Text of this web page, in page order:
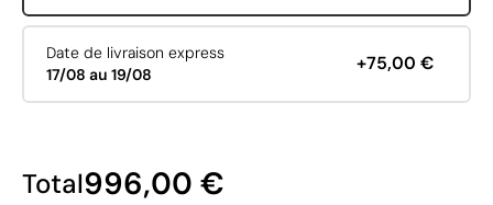
Date de livraison express
17/08 au 19/08
+75,00 €
Total996,00 €